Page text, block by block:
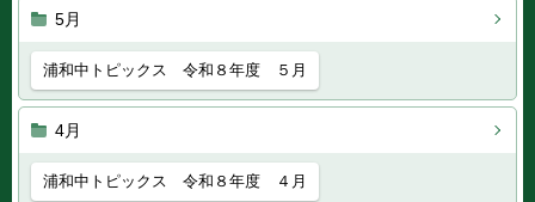
5月
浦和中トピックス 令和８年度 ５月
4月
浦和中トピックス 令和８年度 ４月